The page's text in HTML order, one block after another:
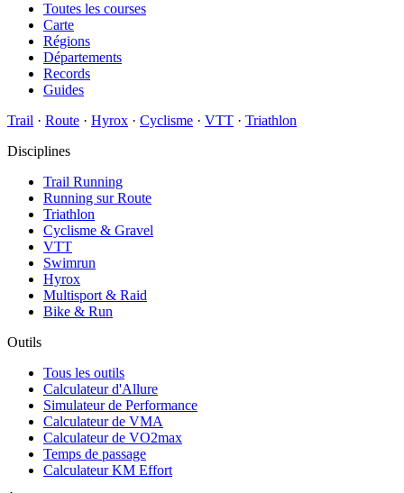
Toutes les courses
Carte
Régions
Départements
Records
Guides
Trail · Route · Hyrox · Cyclisme · VTT · Triathlon
Disciplines
Trail Running
Running sur Route
Triathlon
Cyclisme & Gravel
VTT
Swimrun
Hyrox
Multisport & Raid
Bike & Run
Outils
Tous les outils
Calculateur d'Allure
Simulateur de Performance
Calculateur de VMA
Calculateur de VO2max
Temps de passage
Calculateur KM Effort